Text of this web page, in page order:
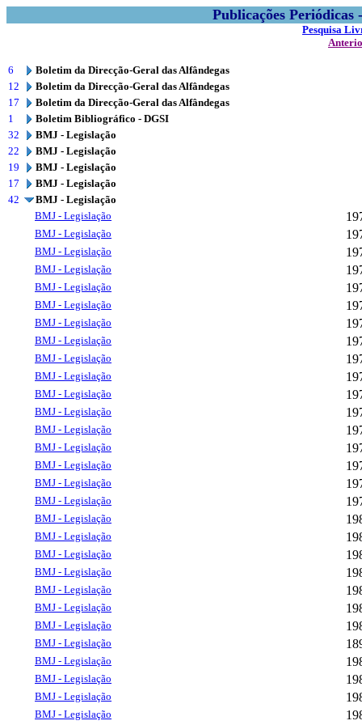
Publicações
Pesquisa
6
Boletim da Direcção-Geral das Alfândegas
12
Boletim da Direcção-Geral das Alfândegas
17
Boletim da Direcção-Geral das Alfândegas
1
Boletim Bibliográfico - DGSI
32
BMJ - Legislação
22
BMJ - Legislação
19
BMJ - Legislação
17
BMJ - Legislação
42
BMJ - Legislação
BMJ - Legislação
BMJ - Legislação
BMJ - Legislação
BMJ - Legislação
BMJ - Legislação
BMJ - Legislação
BMJ - Legislação
BMJ - Legislação
BMJ - Legislação
BMJ - Legislação
BMJ - Legislação
BMJ - Legislação
BMJ - Legislação
BMJ - Legislação
BMJ - Legislação
BMJ - Legislação
BMJ - Legislação
BMJ - Legislação
BMJ - Legislação
BMJ - Legislação
BMJ - Legislação
BMJ - Legislação
BMJ - Legislação
BMJ - Legislação
BMJ - Legislação
BMJ - Legislação
BMJ - Legislação
BMJ - Legislação
BMJ - Legislação